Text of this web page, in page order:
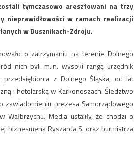
tymczasowo aresztowani na trzy
nieprawidłowości w ramach realizacji
w Dusznikach-Zdroju.
o zatrzymaniu na terenie Dolnego
nich byli m.in. wysoki rangą urzędnik
przedsiębiorca z Dolnego Śląska, od lat
i hotelarską w Karkonoszach. Śledztwo
prezesa Samorządowego
Wałbrzychu. Media ustaliły, że chodzi o
biznesmena Ryszarda S. oraz burmistrza